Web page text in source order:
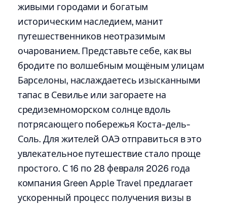
живыми городами и богатым
историческим наследием, манит
путешественников неотразимым
очарованием. Представьте себе, как вы
бродите по волшебным мощёным улицам
Барселоны, наслаждаетесь изысканными
тапас в Севилье или загораете на
средиземноморском солнце вдоль
потрясающего побережья Коста-дель-
Соль. Для жителей ОАЭ отправиться в это
увлекательное путешествие стало проще
простого. С 16 по 28 февраля 2026 года
компания Green Apple Travel предлагает
ускоренный процесс получения визы в